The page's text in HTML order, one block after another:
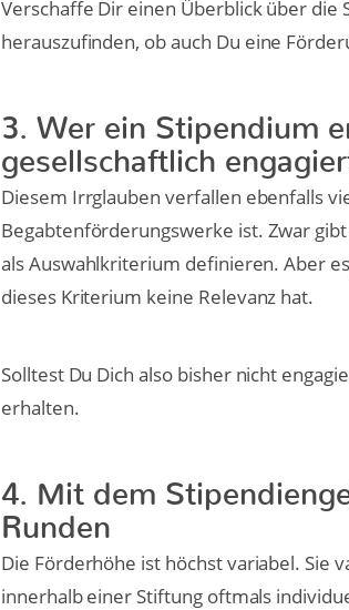
Verschaffe Dir einen Überblick über die
herauszufinden, ob auch Du eine
3. Wer ein Stipendium
gesellschaftlich
Diesem Irrglauben verfallen ebenfalls
Begabtenförderungswerke ist. Zwar
als Auswahlkriterium definieren. Aber
dieses Kriterium keine Relevanz hat.
Solltest Du Dich also bisher nicht
erhalten.
4. Mit dem
Runden
Die Förderhöhe ist höchst variabel. Sie
innerhalb einer Stiftung oftmals